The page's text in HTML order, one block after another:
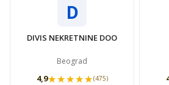
D
DIVIS NEKRETNINE DOO
Beograd
4,9★★★★★
★★★★★(475)